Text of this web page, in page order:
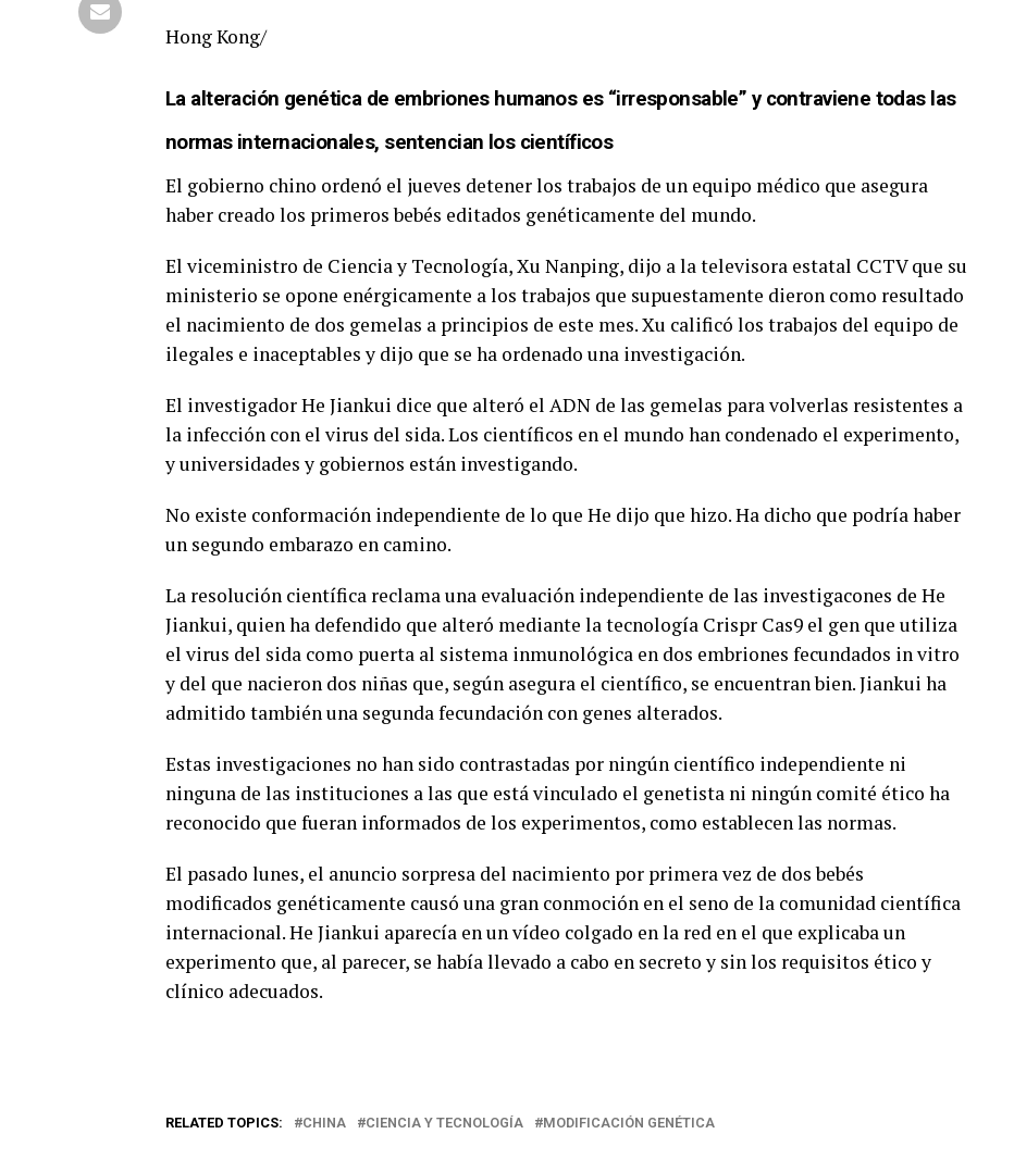
Hong Kong/
La alteración genética de embriones humanos es “irresponsable” y contraviene todas las
normas internacionales, sentencian los científicos
El gobierno chino ordenó el jueves detener los trabajos de un equipo médico que asegura
haber creado los primeros bebés editados genéticamente del mundo.
El viceministro de Ciencia y Tecnología, Xu Nanping, dijo a la televisora estatal CCTV que su
ministerio se opone enérgicamente a los trabajos que supuestamente dieron como resultado
el nacimiento de dos gemelas a principios de este mes. Xu calificó los trabajos del equipo de
ilegales e inaceptables y dijo que se ha ordenado una investigación.
El investigador He Jiankui dice que alteró el ADN de las gemelas para volverlas resistentes a
la infección con el virus del sida. Los científicos en el mundo han condenado el experimento,
y universidades y gobiernos están investigando.
No existe conformación independiente de lo que He dijo que hizo. Ha dicho que podría haber
un segundo embarazo en camino.
La resolución científica reclama una evaluación independiente de las investigacones de He
Jiankui, quien ha defendido que alteró mediante la tecnología Crispr Cas9 el gen que utiliza
el virus del sida como puerta al sistema inmunológica en dos embriones fecundados in vitro
y del que nacieron dos niñas que, según asegura el científico, se encuentran bien. Jiankui ha
admitido también una segunda fecundación con genes alterados.
Estas investigaciones no han sido contrastadas por ningún científico independiente ni
ninguna de las instituciones a las que está vinculado el genetista ni ningún comité ético ha
reconocido que fueran informados de los experimentos, como establecen las normas.
El pasado lunes, el anuncio sorpresa del nacimiento por primera vez de dos bebés
modificados genéticamente causó una gran conmoción en el seno de la comunidad científica
internacional. He Jiankui aparecía en un vídeo colgado en la red en el que explicaba un
experimento que, al parecer, se había llevado a cabo en secreto y sin los requisitos ético y
clínico adecuados.
RELATED TOPICS: CHINA CIENCIA Y TECNOLOGÍA MODIFICACIÓN GENÉTICA